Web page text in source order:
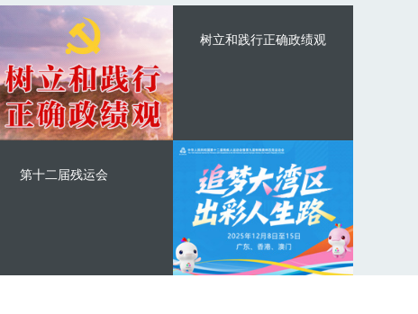
树立和践行正确政绩观
第十二届残运会